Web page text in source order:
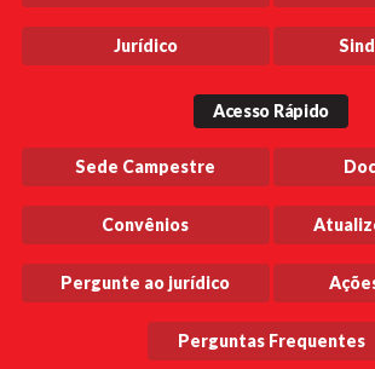
Jurídico
Acesso Rápido
Sede Campestre
Convênios
Pergunte ao jurídico
Perguntas Frequentes